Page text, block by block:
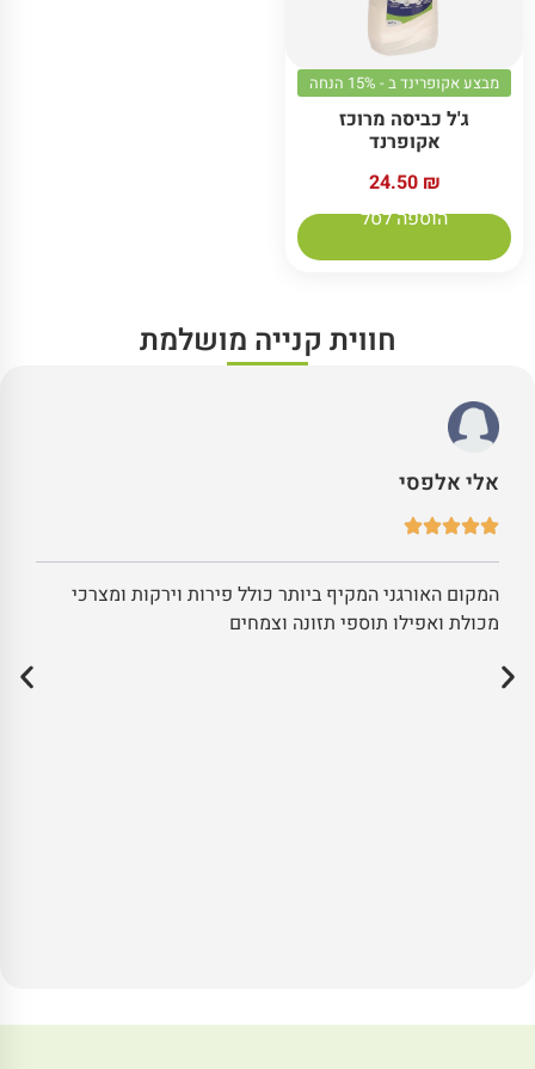
מבצע אקופרינד ב - 15% הנחה
ג'ל כביסה מרוכז
אקופרנד
24.50 ₪
הוספה לסל
חווית קנייה מושלמת
אלי אלפסי
המקום האורגני המקיף ביותר כולל פירות וירקות ומצרכי
מכולת ואפילו תוספי תזונה וצמחים